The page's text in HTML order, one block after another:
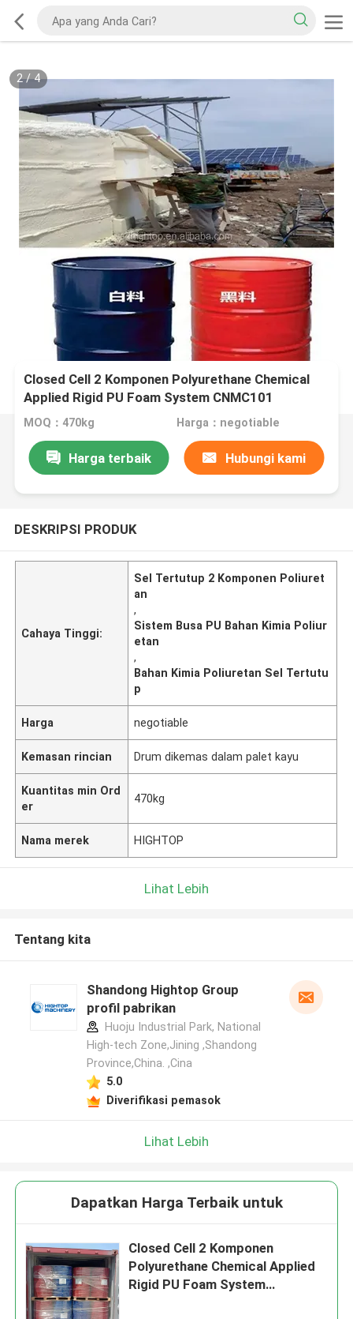
2/4
Closed Cell 2 Komponen Polyurethane Chemical
Applied Rigid PU Foam System CNMC101
MOQ：470kg Harga：negotiable
Harga terbaik Hubungi kami
DESKRIPSI PRODUK
Cahaya Tinggi:
Sel Tertutup 2 Komponen Poliuret
an
,
Sistem Busa PU Bahan Kimia Poliur
etan
,
Bahan Kimia Poliuretan Sel Tertutu
p
Harga negotiable
Kemasan rincian Drum dikemas dalam palet kayu
Kuantitas min Ord
er
470kg
Nama merek HIGHTOP
Lihat Lebih
Tentang kita
Shandong Hightop Group
profil pabrikan
Huoju Industrial Park, National
High-tech Zone,Jining ,Shandong
Province,China. ,Cina
5.0
Diverifikasi pemasok
Lihat Lebih
Dapatkan Harga Terbaik untuk
Closed Cell 2 Komponen
Polyurethane Chemical Applied
Rigid PU Foam System